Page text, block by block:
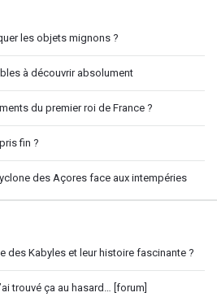
les objets mignons ?
à découvrir absolument
du premier roi de France ?
fin ?
des Açores face aux intempéries
des Kabyles et leur histoire fascinante ?
trouvé ça au hasard… [forum]